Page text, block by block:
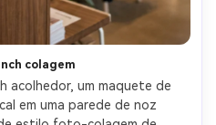
colagem
acolhedor, um maquete de
em uma parede de noz